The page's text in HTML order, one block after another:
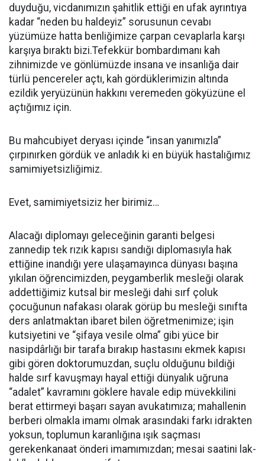
duyduğu, vicdanımızın şahitlik ettiği en ufak ayrıntıya
kadar “neden bu haldeyiz” sorusunun cevabı
yüzümüze hatta benliğimize çarpan cevaplarla karşı
karşıya bıraktı bizi.Tefekkür bombardımanı kah
zihnimizde ve gönlümüzde insana ve insanlığa dair
türlü pencereler açtı, kah gördüklerimizin altında
ezildik yeryüzünün hakkını veremeden gökyüzüne el
açtığımız için.
Bu mahcubiyet deryası içinde “insan yanımızla”
çırpınırken gördük ve anladık ki en büyük hastalığımız
samimiyetsizliğimiz.
Evet, samimiyetsiziz her birimiz…
Alacağı diplomayı geleceğinin garanti belgesi
zannedip tek rızık kapısı sandığı diplomasıyla hak
ettiğine inandığı yere ulaşamayınca dünyası başına
yıkılan öğrencimizden, peygamberlik mesleği olarak
addettiğimiz kutsal bir mesleği dahi sırf çoluk
çocuğunun nafakası olarak görüp bu mesleği sınıfta
ders anlatmaktan ibaret bilen öğretmenimize; işin
kutsiyetini ve “şifaya vesile olma” gibi yüce bir
nasipdârlığı bir tarafa bırakıp hastasını ekmek kapısı
gibi gören doktorumuzdan, suçlu olduğunu bildiği
halde sırf kavuşmayı hayal ettiği dünyalık uğruna
“adalet” kavramını göklere havale edip müvekkilini
berat ettirmeyi başarı sayan avukatımıza; mahallenin
berberi olmakla imamı olmak arasındaki farkı idrakten
yoksun, toplumun karanlığına ışık saçması
gerekenkanaat önderi imamımızdan; mesai saatini lak-